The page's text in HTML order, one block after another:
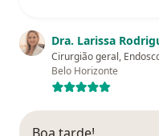
Dra. Larissa
Cirurgião geral,
Belo Horizonte